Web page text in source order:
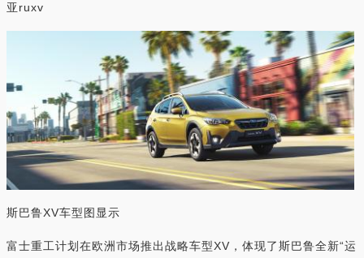
亚ruxv
斯巴鲁XV车型图显示
富士重工计划在欧洲市场推出战略车型XV，体现了斯巴鲁全新“运